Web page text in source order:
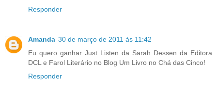
Responder
Amanda 30 de março de 2011 às 11:42
Eu quero ganhar Just Listen da Sarah Dessen da Editora
DCL e Farol Literário no Blog Um Livro no Chá das Cinco!
Responder